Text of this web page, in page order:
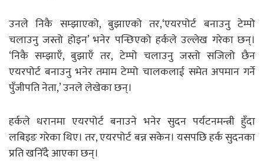
उनले निकै सम्झाएको, बुझाएको तर,‘एयरपोर्ट बनाउनु टेम्पो
चलाउनु जस्तो होइन’ भनेर पन्छिएको हर्कले उल्लेख गरेका छन्।
‘निकै सम्झाएँ, बुझाएँ तर, टेम्पो चलाउनु जस्तो सजिलो छैन
एयरपोर्ट बनाउनु भनेर तमाम टेम्पो चालकलाई समेत अपमान गर्ने
पुँजीपति नेता,’ उनले लेखेका छन्।
हर्कले धरानमा एयरपोर्ट बनाउने भनेर सुदन पर्यटनमन्त्री हुँदा
लबिइङ गरेका थिए। तर, एयरपोर्ट बन्न सकेन। यसपछि हर्क सुदनका
प्रति खनिँदै आएका छन्।